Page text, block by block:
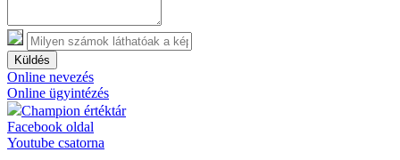
Küldés
Online nevezés
Online ügyintézés
Champion értéktár
Facebook oldal
Youtube csatorna